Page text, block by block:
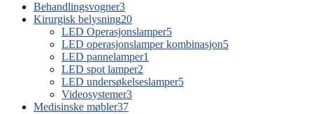
Behandlingsvogner3
Kirurgisk belysning20
LED Operasjonslamper5
LED operasjonslamper kombinasjon5
LED pannelamper1
LED spot lamper2
LED undersøkelseslamper5
Videosystemer3
Medisinske møbler37